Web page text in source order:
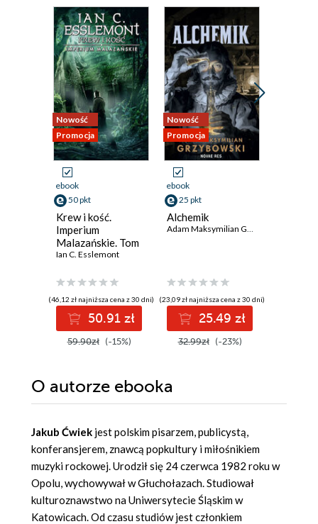
Nowość
Promocja
ebook
50 pkt
Krew i kość.
Imperium
Malazańskie. Tom
5
Ian C. Esslemont
(46,12 zł najniższa cena z 30 dni)
50.91 zł
59.90zł (-15%)
Nowość
Promocja
ebook
25 pkt
Alchemik
Adam Maksymilian Grzybowski
(23,09 zł najniższa cena z 30 dni)
25.49 zł
32.99zł (-23%)
O autorze ebooka
Jakub Ćwiek jest polskim pisarzem, publicystą,
konferansjerem, znawcą popkultury i miłośnikiem
muzyki rockowej. Urodził się 24 czerwca 1982 roku w
Opolu, wychowywał w Głuchołazach. Studiował
kulturoznawstwo na Uniwersytecie Śląskim w
Katowicach. Od czasu studiów jest członkiem